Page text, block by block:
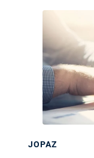
JOPAZ